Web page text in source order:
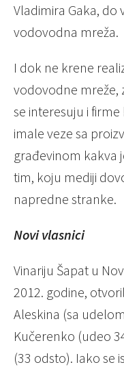
Vladimira Gaka, do
vodovodna mreža.
I dok ne krene
vodovodne mreže,
se interesuju i
imale veze sa
građevinom kakva
tim, koju mediji
napredne stranke.
Novi vlasnici
Vinariju Šapat u
2012. godine,
Aleskina (sa
Kučerenko (udeo
(33 odsto). Iako se